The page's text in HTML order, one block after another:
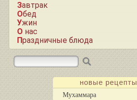
Завтрак
Обед
Ужин
О нас
Праздничные блюда
новые рецепты
Мухаммара